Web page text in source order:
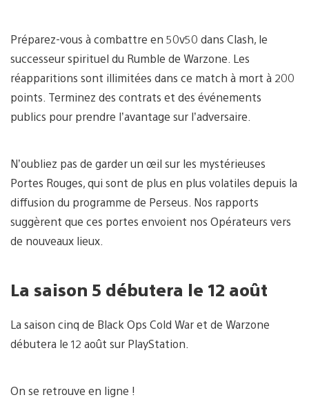
Préparez-vous à combattre en 50v50 dans Clash, le
successeur spirituel du Rumble de Warzone. Les
réapparitions sont illimitées dans ce match à mort à 200
points. Terminez des contrats et des événements
publics pour prendre l’avantage sur l’adversaire.
N’oubliez pas de garder un œil sur les mystérieuses
Portes Rouges, qui sont de plus en plus volatiles depuis la
diffusion du programme de Perseus. Nos rapports
suggèrent que ces portes envoient nos Opérateurs vers
de nouveaux lieux.
La saison 5 débutera le 12 août
La saison cinq de Black Ops Cold War et de Warzone
débutera le 12 août sur PlayStation.
On se retrouve en ligne !